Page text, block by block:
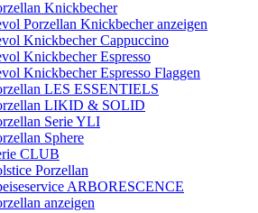
Knickbecher
Porzellan Knickbecher anzeigen
Knickbecher Cappuccino
Knickbecher Espresso
Knickbecher Espresso Flaggen
LES ESSENTIELS
LIKID & SOLID
Serie YLI
Sphere
CLUB
Porzellan
ARBORESCENCE
anzeigen